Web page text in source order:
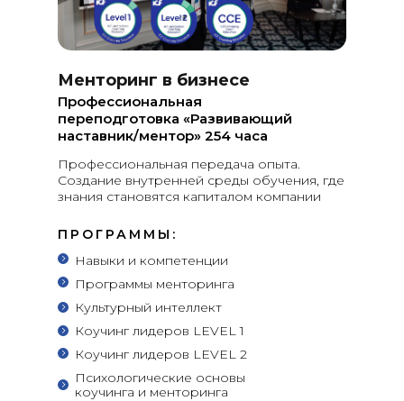
Навыки и компетенции
Программы менторинга
Культурный интеллект
Коучинг лидеров LEVEL 1
Коучинг лидеров LEVEL 2
Психологические основы
коучинга и менторинга
ПРОГРАММЫ:
Профессиональная передача опыта.
Создание внутренней среды обучения, где
знания становятся капиталом компании
Профессиональная
переподготовка «Развивающий
наставник/ментор» 254 часа
Менторинг в бизнесе